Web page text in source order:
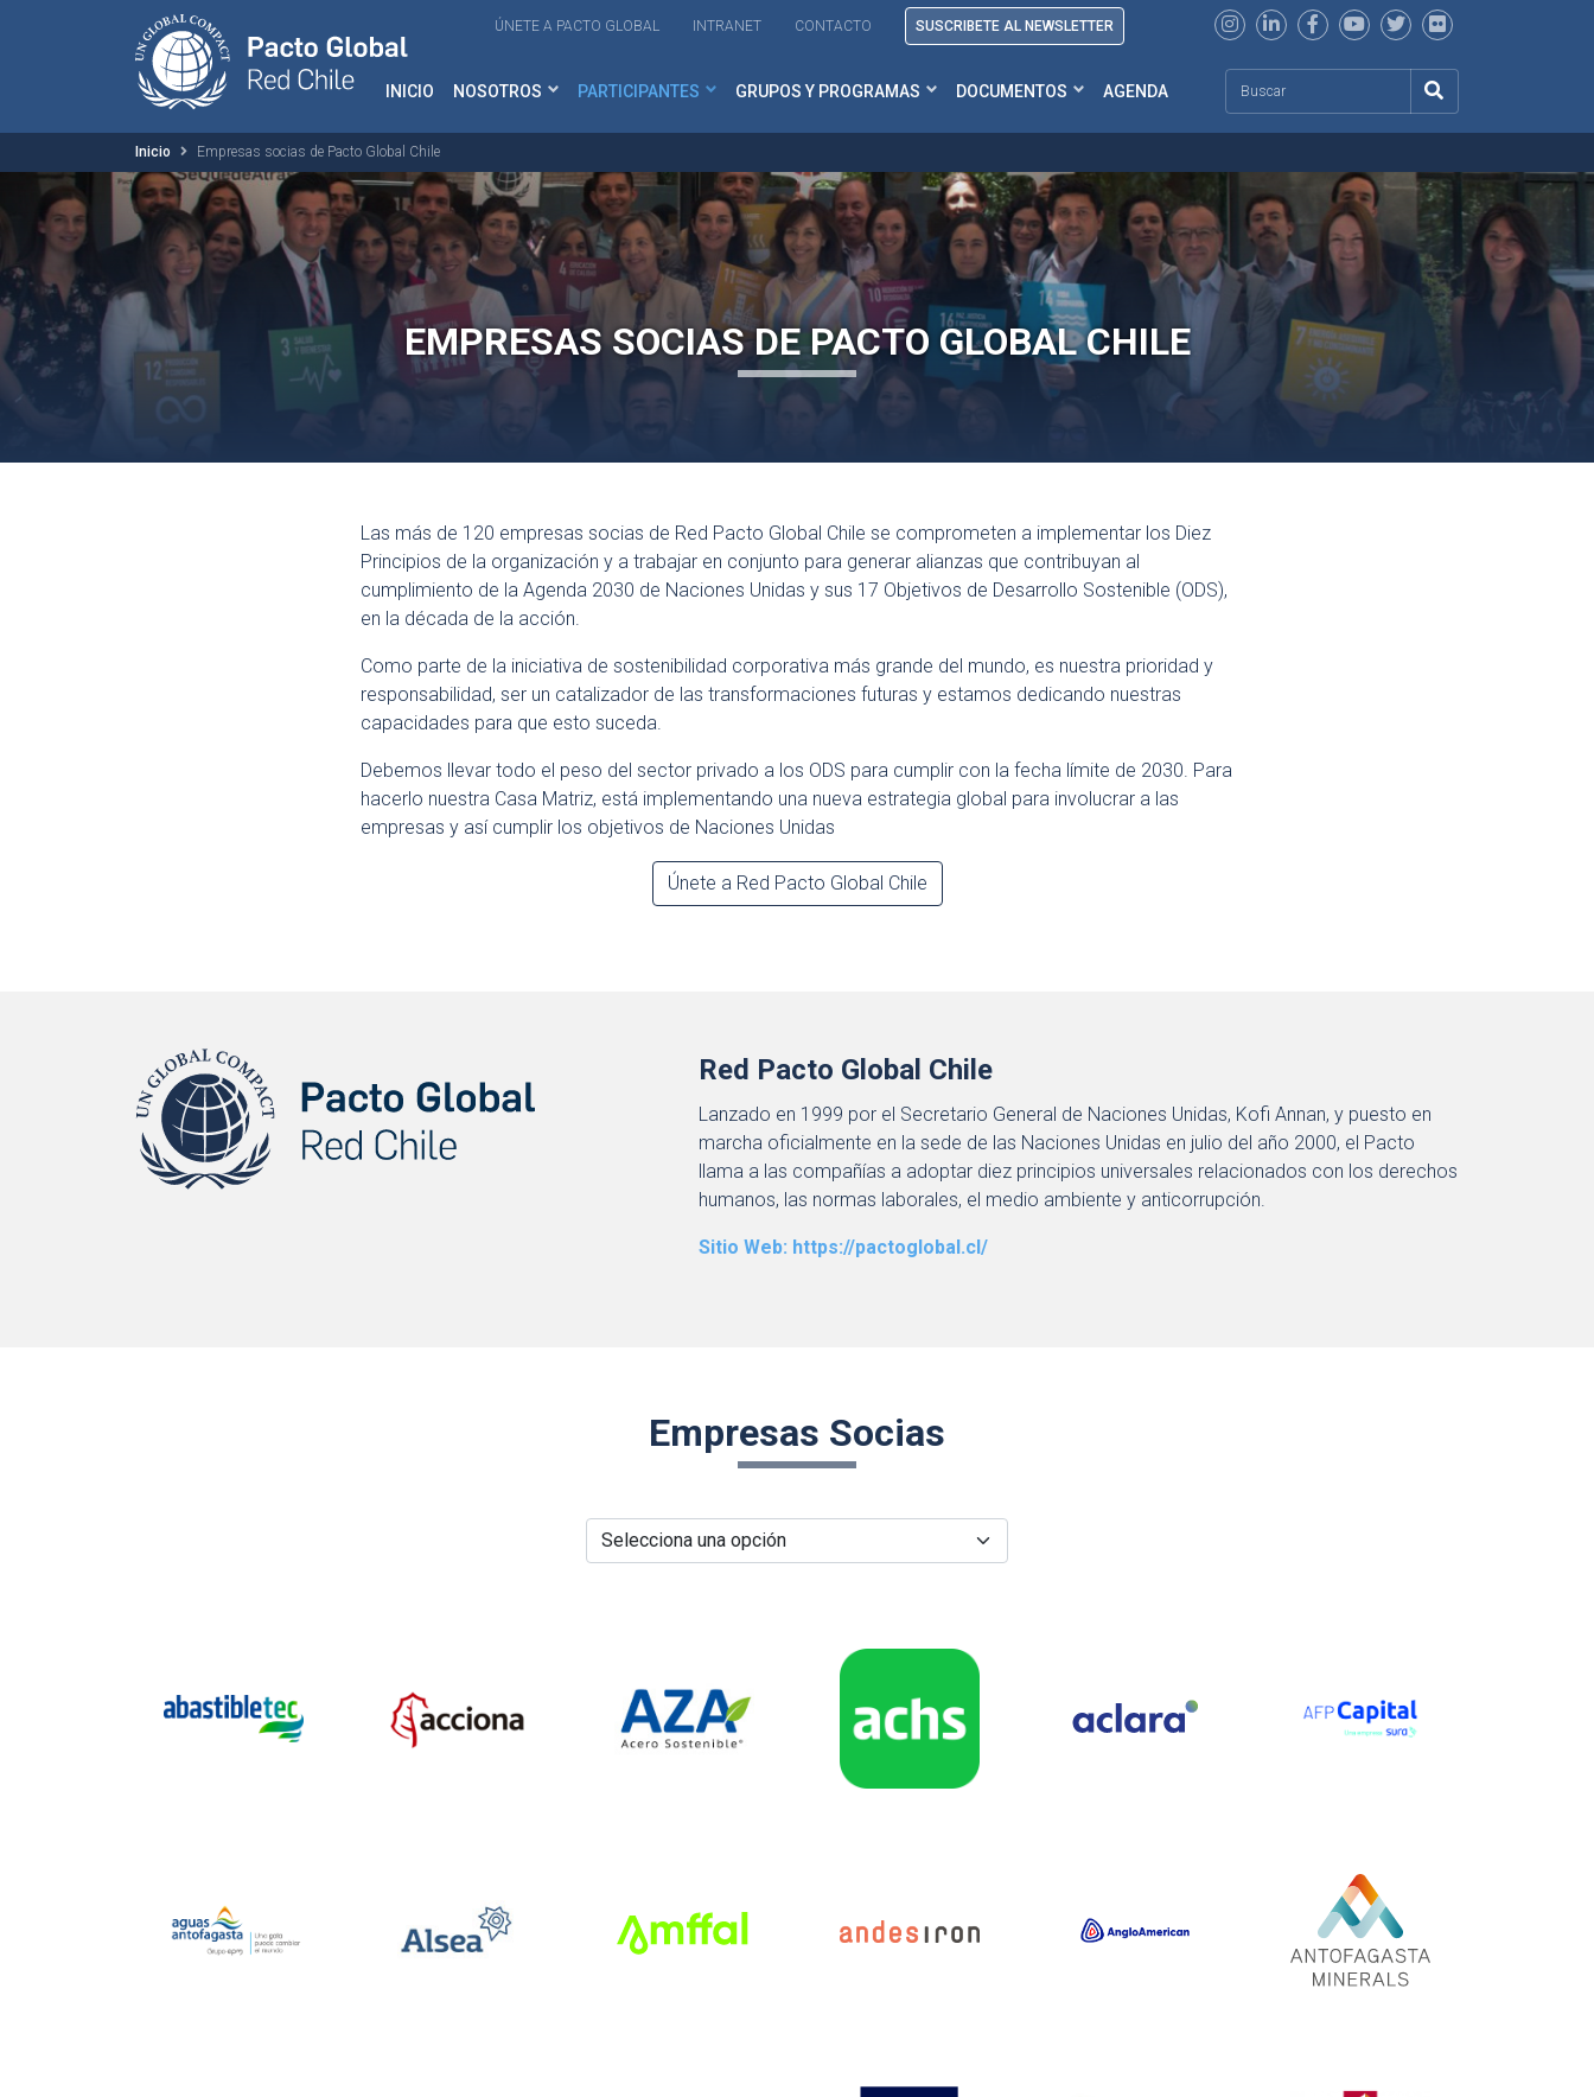
ÚNETE A PACTO GLOBAL INTRANET CONTACTO SUSCRIBETE AL NEWSLETTER
INICIO NOSOTROS PARTICIPANTES GRUPOS Y PROGRAMAS DOCUMENTOS AGENDA
Inicio Empresas socias de Pacto Global Chile
EMPRESAS SOCIAS DE PACTO GLOBAL CHILE
Las más de 120 empresas socias de Red Pacto Global Chile se comprometen a implementar los Diez
Principios de la organización y a trabajar en conjunto para generar alianzas que contribuyan al
cumplimiento de la Agenda 2030 de Naciones Unidas y sus 17 Objetivos de Desarrollo Sostenible (ODS),
en la década de la acción.
Como parte de la iniciativa de sostenibilidad corporativa más grande del mundo, es nuestra prioridad y
responsabilidad, ser un catalizador de las transformaciones futuras y estamos dedicando nuestras
capacidades para que esto suceda.
Debemos llevar todo el peso del sector privado a los ODS para cumplir con la fecha límite de 2030. Para
hacerlo nuestra Casa Matriz, está implementando una nueva estrategia global para involucrar a las
empresas y así cumplir los objetivos de Naciones Unidas
Únete a Red Pacto Global Chile
Red Pacto Global Chile
Lanzado en 1999 por el Secretario General de Naciones Unidas, Kofi Annan, y puesto en
marcha oficialmente en la sede de las Naciones Unidas en julio del año 2000, el Pacto
llama a las compañías a adoptar diez principios universales relacionados con los derechos
humanos, las normas laborales, el medio ambiente y anticorrupción.
Sitio Web: https://pactoglobal.cl/
Empresas Socias